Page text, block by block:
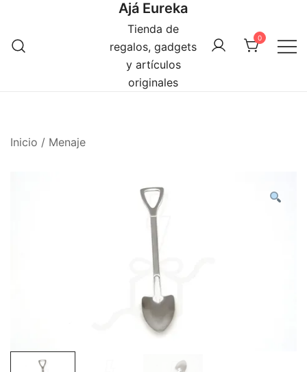
contenido
Ajá Eureka
Tienda de
regalos, gadgets
y artículos
originales
0
Inicio / Menaje